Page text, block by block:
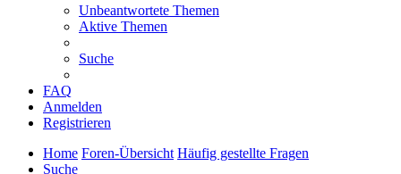
Unbeantwortete Themen
Aktive Themen
Suche
FAQ
Anmelden
Registrieren
Home Foren-Übersicht Häufig gestellte Fragen
Suche